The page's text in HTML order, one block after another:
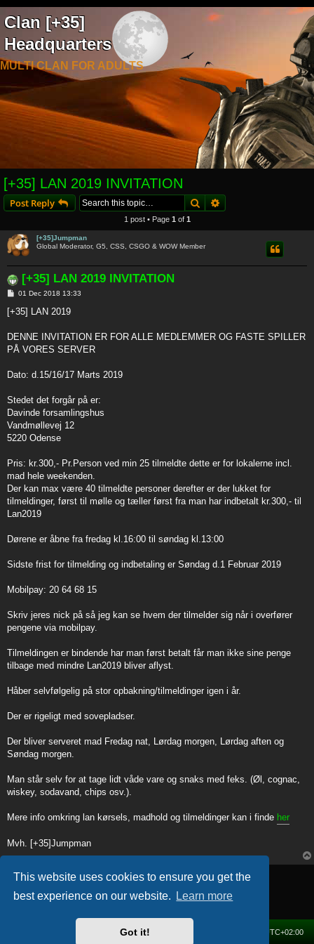
This website uses cookies to ensure you get the
best experience on our website.
Learn more
Got it!
Clan [+35]
Headquarters
MULTI CLAN FOR ADULTS
[+35] LAN 2019 INVITATION
Post Reply SearchAdvanced search
1 post • Page 1 of 1
[+35]Jumpman
Global Moderator, G5, CSS, CSGO & WOW Member
[+35] LAN 2019 INVITATION
P
s
01 Dec 2018 13:33
[+35] LAN 2019
DENNE INVITATION ER FOR ALLE MEDLEMMER OG FASTE SPILLER
PÅ VORES SERVER
Dato: d.15/16/17 Marts 2019
Stedet det forgår på er:
Davinde forsamlingshus
Vandmøllevej 12
5220 Odense
Pris: kr.300,- Pr.Person ved min 25 tilmeldte dette er for lokalerne incl.
mad hele weekenden.
Der kan max være 40 tilmeldte personer derefter er der lukket for
tilmeldinger, først til mølle og tæller først fra man har indbetalt kr.300,- til
Lan2019
Dørene er åbne fra fredag kl.16:00 til søndag kl.13:00
Sidste frist for tilmelding og indbetaling er Søndag d.1 Februar 2019
Mobilpay: 20 64 68 15
Skriv jeres nick på så jeg kan se hvem der tilmelder sig når i overfører
pengene via mobilpay.
Tilmeldingen er bindende har man først betalt får man ikke sine penge
tilbage med mindre Lan2019 bliver aflyst.
Håber selvfølgelig på stor opbakning/tilmeldinger igen i år.
Der er rigeligt med sovepladser.
Der bliver serveret mad Fredag nat, Lørdag morgen, Lørdag aften og
Søndag morgen.
Man står selv for at tage lidt våde vare og snaks med feks. (Øl, cognac,
wiskey, sodavand, chips osv.).
Mere info omkring lan kørsels, madhold og tilmeldinger kan i finde her
Mvh. [+35]Jumpman
Post Reply
UTC+02:00